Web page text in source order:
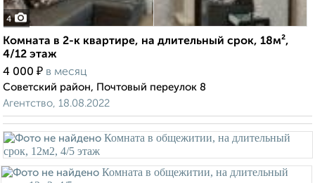
4
Комната в 2-к квартире, на длительный срок, 18м²,
4/12 этаж
4 000 ₽ в месяц
Советский район, Почтовый переулок 8
Агентство, 18.08.2022